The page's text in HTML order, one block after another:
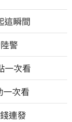
這瞬間
警
一次看
一次看
連發